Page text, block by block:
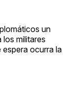
un
militares
ocurra la